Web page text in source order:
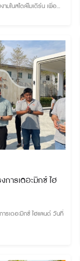
มในสไตล์โมเดิร์น เพื่อ
ารเดอะมิกซ์ ไฮ
รเดอะมิกซ์ ไฮแลนด์ วันที่